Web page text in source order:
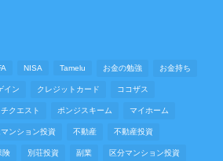
NISA Tamelu お金の勉強 お金持ち
イン クレジットカード ココザス
クエスト ポンジスキーム マイホーム
ンション投資 不動産 不動産投資
険 別荘投資 副業 区分マンション投資